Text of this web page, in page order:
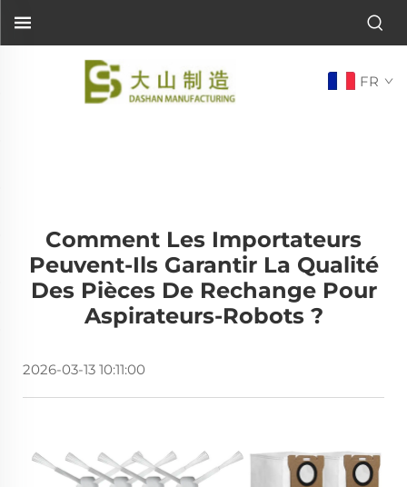
FR
Comment Les Importateurs
Peuvent-Ils Garantir La Qualité
Des Pièces De Rechange Pour
Aspirateurs-Robots ?
2026-03-13 10:11:00